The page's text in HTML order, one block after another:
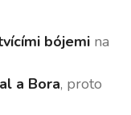
bójemina
a Bora, proto